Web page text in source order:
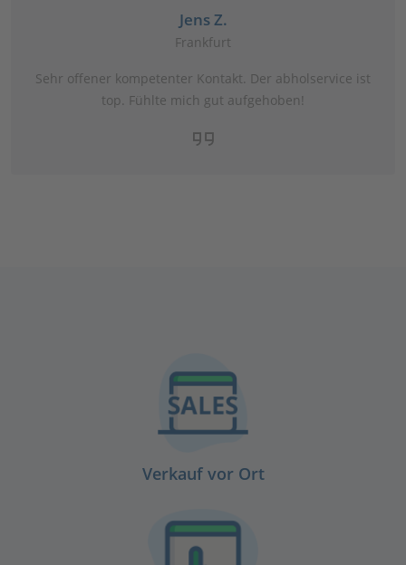
Jens Z.
Frankfurt
Sehr offener kompetenter Kontakt. Der abholservice ist
top. Fühlte mich gut aufgehoben!
Verkauf vor Ort